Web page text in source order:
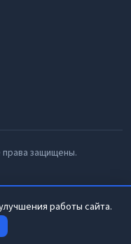
защищены.
работы сайта.